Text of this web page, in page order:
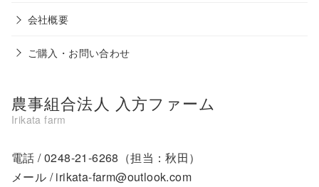
会社概要
ご購入・お問い合わせ
農事組合法人 入方ファーム
電話 /0248-21-6268 （担当：秋田）
メール /irikata-farm@outlook.com